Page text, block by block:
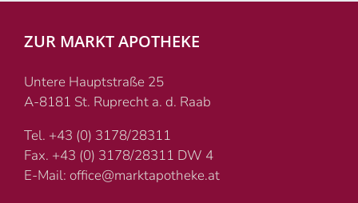
ZUR MARKT APOTHEKE
Untere Hauptstraße 25
A-8181 St. Ruprecht a. d. Raab
Tel. +43 (0) 3178/28311
Fax. +43 (0) 3178/28311 DW 4
E-Mail: office@marktapotheke.at